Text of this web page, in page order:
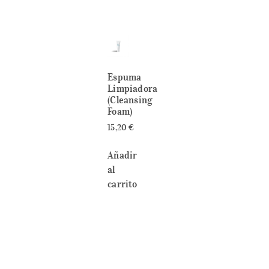
Espuma
Limpiadora
(Cleansing
Foam)
15,20€
Añadir
al
carrito